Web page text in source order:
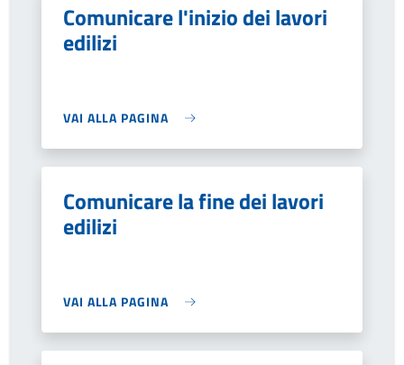
Comunicare l'inizio dei lavori
edilizi
VAI ALLA PAGINA
Comunicare la fine dei lavori
edilizi
VAI ALLA PAGINA